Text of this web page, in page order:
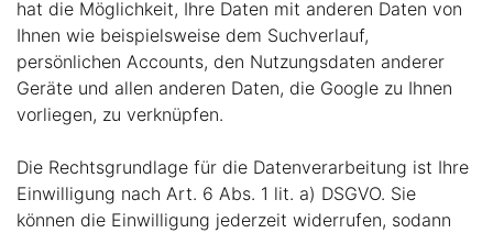
hat die Möglichkeit, Ihre Daten mit anderen Daten von
Ihnen wie beispielsweise dem Suchverlauf,
persönlichen Accounts, den Nutzungsdaten anderer
Geräte und allen anderen Daten, die Google zu Ihnen
vorliegen, zu verknüpfen.
Die Rechtsgrundlage für die Datenverarbeitung ist Ihre
Einwilligung nach Art. 6 Abs. 1 lit. a) DSGVO. Sie
können die Einwilligung jederzeit widerrufen, sodann